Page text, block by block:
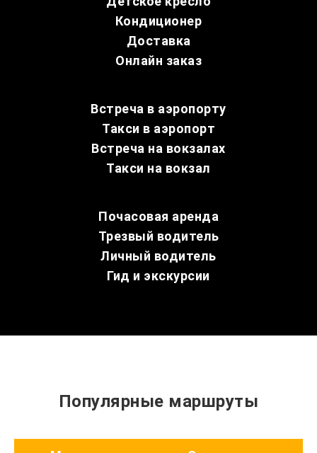
Кондиционер
Доставка
Онлайн заказ
Встреча в аэропорту
Такси в аэропорт
Встреча на вокзалах
Такси на вокзал
Почасовая аренда
Трезвый водитель
Личный водитель
Гид и экскурсии
Популярные маршруты